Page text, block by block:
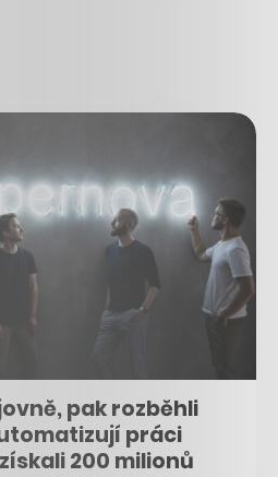
pak rozběhli
práci
200 milionů